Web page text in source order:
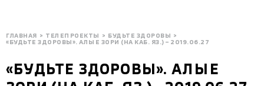
ГЛАВНАЯ > ТЕЛЕПРОЕКТЫ > БУДЬТЕ ЗДОРОВЫ
>
«БУДЬТЕ ЗДОРОВЫ». АЛЫЕ ЗОРИ (НА КАБ. ЯЗ.) – 2019.06.27
«БУДЬТЕ ЗДОРОВЫ». АЛЫЕ